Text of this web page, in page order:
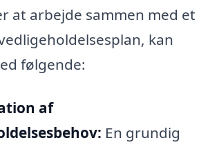
at arbejde sammen med et
kan
følgende:
af
En grundig